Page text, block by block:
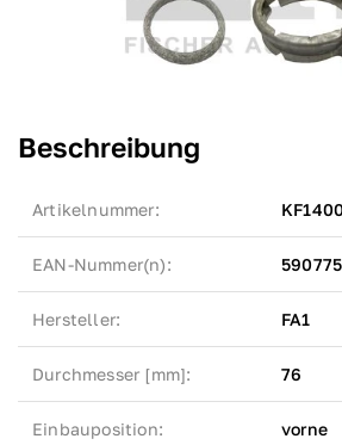
Beschreibung
Artikelnummer:
EAN-Nummer(n):
Hersteller: FA1
Durchmesser [mm]: 76
Einbauposition: vorne